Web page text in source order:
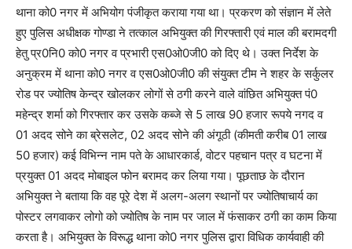
थाना को0 नगर में अभियोग पंजीकृत कराया गया था। प्रकरण को संज्ञान में लेते
हुए पुलिस अधीक्षक गोण्डा ने तत्काल अभियुक्त की गिरफ्तारी एवं माल की बरामदगी
हेतु प्र0नि0 को0 नगर व प्रभारी एस0ओ0जी0 को दिए थे। उक्त निर्देश के
अनुक्रम में थाना को0 नगर व एस0ओ0जी0 की संयुक्त टीम ने शहर के सर्कुलर
रोड पर ज्योतिष केन्द्र खोलकर लोगों से ठगी करने वाले वांछित अभियुक्त पं0
महेन्द्र शर्मा को गिरफ्तार कर उसके कब्जे से 5 लाख 90 हजार रूपये नगद व
01 अदद सोने का ब्रेसलेट, 02 अदद सोने की अंगूठी (कीमती करीब 01 लाख
50 हजार) कई विभिन्न नाम पते के आधारकार्ड, वोटर पहचान पत्र व घटना में
प्रयुक्त 01 अदद मोबाइल फोन बरामद कर लिया गया। पूछताछ के दौरान
अभियुक्त ने बताया कि वह पूरे देश में अलग-अलग स्थानों पर ज्योतिषाचार्य का
पोस्टर लगवाकर लोगो को ज्योतिष के नाम पर जाल में फंसाकर ठगी का काम किया
करता है। अभियुक्त के विरूद्ध थाना को0 नगर पुलिस द्वारा विधिक कार्यवाही की